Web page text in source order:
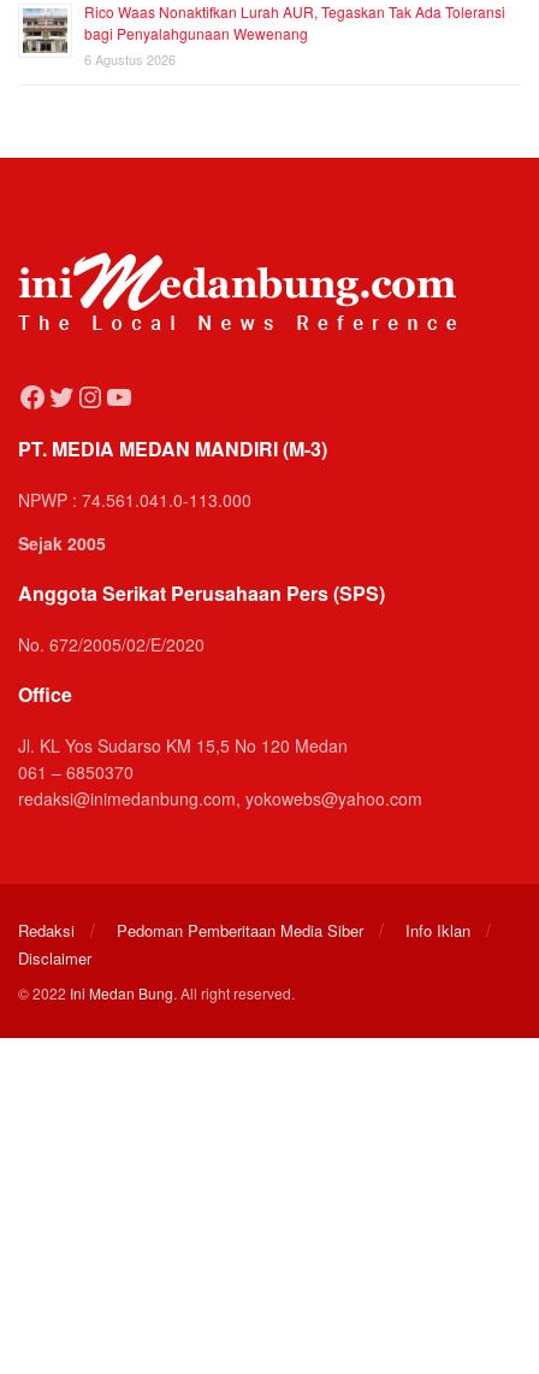
Rico Waas Nonaktifkan Lurah AUR, Tegaskan Tak Ada Toleransi
bagi Penyalahgunaan Wewenang
6 Agustus 2026
Facebook
Twitter
Instagram
YouTube
PT. MEDIA MEDAN MANDIRI (M-3)
NPWP : 74.561.041.0-113.000
Sejak 2005
Anggota Serikat Perusahaan Pers (SPS)
No. 672/2005/02/E/2020
Office
Jl. KL Yos Sudarso KM 15,5 No 120 Medan
061 – 6850370
redaksi@inimedanbung.com, yokowebs@yahoo.com
Redaksi Pedoman Pemberitaan Media Siber
Info Iklan
Disclaimer
© 2022 Ini Medan Bung. All right reserved.